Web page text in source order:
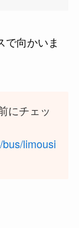
で向かいま
にチェッ
limousi